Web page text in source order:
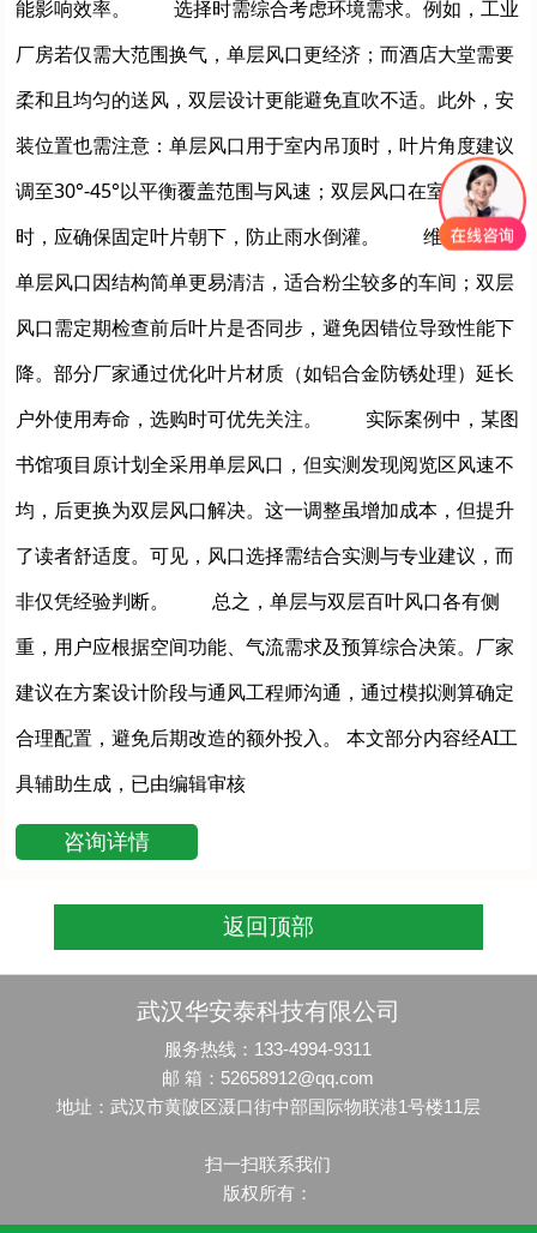
能影响效率。 选择时需综合考虑环境需求。例如，工业
厂房若仅需大范围换气，单层风口更经济；而酒店大堂需要
柔和且均匀的送风，双层设计更能避免直吹不适。此外，安
装位置也需注意：单层风口用于室内吊顶时，叶片角度建议
调至30°-45°以平衡覆盖范围与风速；双层风口在室外安装
时，应确保固定叶片朝下，防止雨水倒灌。 维护方面，
单层风口因结构简单更易清洁，适合粉尘较多的车间；双层
风口需定期检查前后叶片是否同步，避免因错位导致性能下
降。部分厂家通过优化叶片材质（如铝合金防锈处理）延长
户外使用寿命，选购时可优先关注。 实际案例中，某图
书馆项目原计划全采用单层风口，但实测发现阅览区风速不
均，后更换为双层风口解决。这一调整虽增加成本，但提升
了读者舒适度。可见，风口选择需结合实测与专业建议，而
非仅凭经验判断。 总之，单层与双层百叶风口各有侧
重，用户应根据空间功能、气流需求及预算综合决策。厂家
建议在方案设计阶段与通风工程师沟通，通过模拟测算确定
合理配置，避免后期改造的额外投入。 本文部分内容经AI工
具辅助生成，已由编辑审核
咨询详情
返回顶部
武汉华安泰科技有限公司
服务热线：133-4994-9311
邮 箱：52658912@qq.com
地址：武汉市黄陂区滠口街中部国际物联港1号楼11层
扫一扫联系我们
版权所有：